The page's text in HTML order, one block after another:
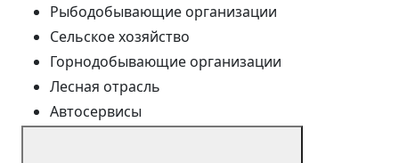
Рыбодобывающие организации
Сельское хозяйство
Горнодобывающие организации
Лесная отрасль
Автосервисы